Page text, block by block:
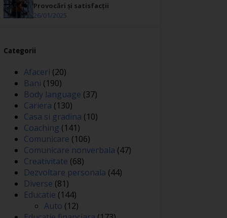
Provocări și satisfacții
26/01/2025
Categorii
Afaceri (20)
Bani (190)
Body language (37)
Cariera (130)
Casa si gradina (10)
Coaching (141)
Comunicare (106)
Comunicare nonverbala (47)
Creativitate (68)
Dezvoltare personala (44)
Diverse (81)
Educatie (144)
Auto (12)